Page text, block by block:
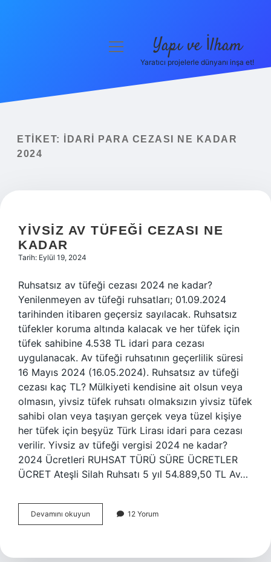
Yasal Uyarı
menüyü
Yapı ve İlham
Yaratıcı projelerle dünyanı inşa et!
ETIKET:
İDARI PARA CEZASI NE KADAR
2024
YIVSIZ AV TÜFEĞI CEZASI NE
KADAR
Tarih: Eylül 19, 2024
Ruhsatsız av tüfeği cezası 2024 ne kadar?
Yenilenmeyen av tüfeği ruhsatları; 01.09.2024
tarihinden itibaren geçersiz sayılacak. Ruhsatsız
tüfekler koruma altında kalacak ve her tüfek için
tüfek sahibine 4.538 TL idari para cezası
uygulanacak. Av tüfeği ruhsatının geçerlilik süresi
16 Mayıs 2024 (16.05.2024). Ruhsatsız av tüfeği
cezası kaç TL? Mülkiyeti kendisine ait olsun veya
olmasın, yivsiz tüfek ruhsatı olmaksızın yivsiz tüfek
sahibi olan veya taşıyan gerçek veya tüzel kişiye
her tüfek için beşyüz Türk Lirası idari para cezası
verilir. Yivsiz av tüfeği vergisi 2024 ne kadar?
2024 Ücretleri RUHSAT TÜRÜ SÜRE ÜCRETLER
ÜCRET Ateşli Silah Ruhsatı 5 yıl 54.889,50 TL Av…
Devamını okuyun
Av
Ne
12 Yorum